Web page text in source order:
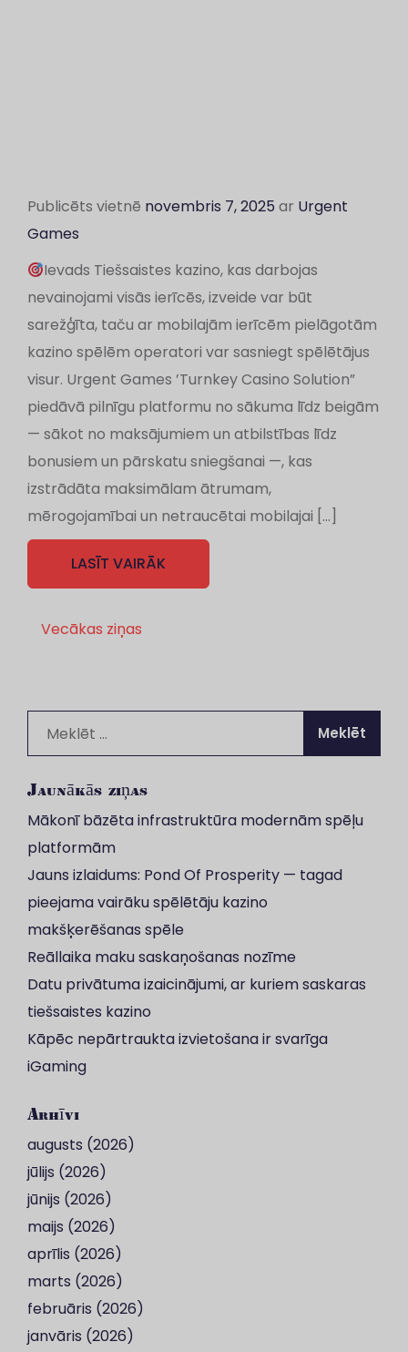
Publicēts vietnē novembris 7, 2025 ar Urgent
Games
Ievads Tiešsaistes kazino, kas darbojas
nevainojami visās ierīcēs, izveide var būt
sarežģīta, taču ar mobilajām ierīcēm pielāgotām
kazino spēlēm operatori var sasniegt spēlētājus
visur. Urgent Games ’Turnkey Casino Solution”
piedāvā pilnīgu platformu no sākuma līdz beigām
— sākot no maksājumiem un atbilstības līdz
bonusiem un pārskatu sniegšanai —, kas
izstrādāta maksimālam ātrumam,
mērogojamībai un netraucētai mobilajai […]
LASĪT VAIRĀK
Ziņu
Vecākas ziņas
Meklēt:
Jaunākās ziņas
Mākonī bāzēta infrastruktūra modernām spēļu
platformām
Jauns izlaidums: Pond Of Prosperity — tagad
pieejama vairāku spēlētāju kazino
makšķerēšanas spēle
Reāllaika maku saskaņošanas nozīme
Datu privātuma izaicinājumi, ar kuriem saskaras
tiešsaistes kazino
Kāpēc nepārtraukta izvietošana ir svarīga
iGaming
Arhīvi
augusts (2026)
jūlijs (2026)
jūnijs (2026)
maijs (2026)
aprīlis (2026)
marts (2026)
februāris (2026)
janvāris (2026)